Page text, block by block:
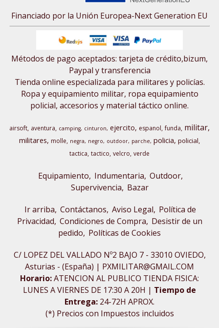
Financiado por la Unión Europea-Next Generation EU
Métodos de pago aceptados: tarjeta de crédito,bizum,
Paypal y transferencia
Tienda online especializada para militares y policías.
Ropa y equipamiento militar, ropa equipamiento
policial, accesorios y material táctico online.
airsoft aventura camping cinturon ejercito espanol funda militar
militares molle negra negro outdoor parche policia policial
tactica tactico velcro verde
Equipamiento Indumentaria Outdoor,
Supervivencia Bazar
Ir arriba Contáctanos Aviso Legal Política de
Privacidad Condiciones de Compra Desistir de un
pedido Políticas de Cookies
C/ LOPEZ DEL VALLADO Nº2 BAJO 7 - 33010 OVIEDO,
Asturias - (España) | PXMILITAR@GMAIL.COM
Horario:ATENCION AL PUBLICO TIENDA FISICA:
LUNES A VIERNES DE 17:30 A 20H | Tiempo de
Entrega: 24-72H APROX.
(*) Precios con Impuestos incluidos